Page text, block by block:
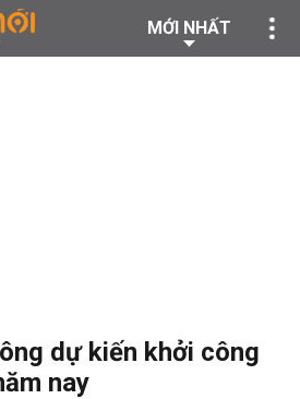
MỚI NHẤT
dự kiến khởi công
nay